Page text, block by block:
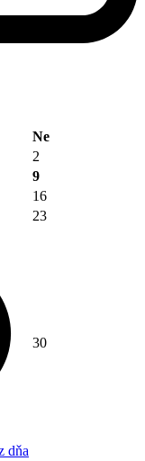
Ne
2
9
16
23
dňa
30